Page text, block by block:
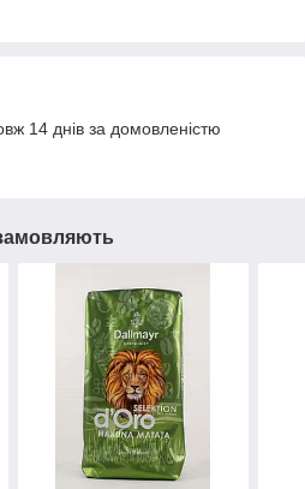
14 днів за домовленістю